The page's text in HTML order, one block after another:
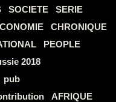
SOCIETE
SERIE
CHRONIQUE
PEOPLE
2018
pub
AFRIQUE